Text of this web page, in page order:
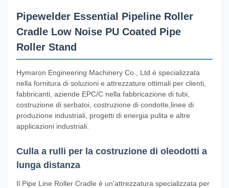
Pipewelder Essential Pipeline Roller
Cradle Low Noise PU Coated Pipe
Roller Stand
Hymaron Engineering Machinery Co., Ltd è specializzata
nella fornitura di soluzioni e attrezzature ottimali per clienti,
fabbricanti, aziende EPC/C nella fabbricazione di tubi,
costruzione di serbatoi, costruzione di condotte,linee di
produzione industriali, progetti di energia pulita e altre
applicazioni industriali.
Culla a rulli per la costruzione di oleodotti a
lunga distanza
Il Pipe Line Roller Cradle è un'attrezzatura specializzata per